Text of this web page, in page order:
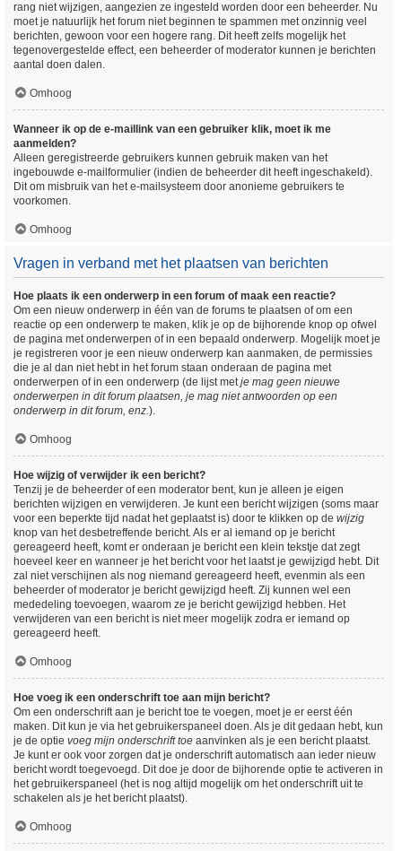
rang niet wijzigen, aangezien ze ingesteld worden door een beheerder. Nu
moet je natuurlijk het forum niet beginnen te spammen met onzinnig veel
berichten, gewoon voor een hogere rang. Dit heeft zelfs mogelijk het
tegenovergestelde effect, een beheerder of moderator kunnen je berichten
aantal doen dalen.
Omhoog
Wanneer ik op de e-maillink van een gebruiker klik, moet ik me
aanmelden?
Alleen geregistreerde gebruikers kunnen gebruik maken van het
ingebouwde e-mailformulier (indien de beheerder dit heeft ingeschakeld).
Dit om misbruik van het e-mailsysteem door anonieme gebruikers te
voorkomen.
Omhoog
Vragen in verband met het plaatsen van berichten
Hoe plaats ik een onderwerp in een forum of maak een reactie?
Om een nieuw onderwerp in één van de forums te plaatsen of om een
reactie op een onderwerp te maken, klik je op de bijhorende knop op ofwel
de pagina met onderwerpen of in een bepaald onderwerp. Mogelijk moet je
je registreren voor je een nieuw onderwerp kan aanmaken, de permissies
die je al dan niet hebt in het forum staan onderaan de pagina met
onderwerpen of in een onderwerp (de lijst metje mag geen nieuwe
onderwerpen in dit forum plaatsen, je mag niet antwoorden op een
onderwerp in dit forum, enz.).
Omhoog
Hoe wijzig of verwijder ik een bericht?
Tenzij je de beheerder of een moderator bent, kun je alleen je eigen
berichten wijzigen en verwijderen. Je kunt een bericht wijzigen (soms maar
voor een beperkte tijd nadat het geplaatst is) door te klikken op de wijzig
knop van het desbetreffende bericht. Als er al iemand op je bericht
gereageerd heeft, komt er onderaan je bericht een klein tekstje dat zegt
hoeveel keer en wanneer je het bericht voor het laatst je gewijzigd hebt. Dit
zal niet verschijnen als nog niemand gereageerd heeft, evenmin als een
beheerder of moderator je bericht gewijzigd heeft. Zij kunnen wel een
mededeling toevoegen, waarom ze je bericht gewijzigd hebben. Het
verwijderen van een bericht is niet meer mogelijk zodra er iemand op
gereageerd heeft.
Omhoog
Hoe voeg ik een onderschrift toe aan mijn bericht?
Om een onderschrift aan je bericht toe te voegen, moet je er eerst één
maken. Dit kun je via het gebruikerspaneel doen. Als je dit gedaan hebt, kun
je de optie voeg mijn onderschrift toe aanvinken als je een bericht plaatst.
Je kunt er ook voor zorgen dat je onderschrift automatisch aan ieder nieuw
bericht wordt toegevoegd. Dit doe je door de bijhorende optie te activeren in
het gebruikerspaneel (het is nog altijd mogelijk om het onderschrift uit te
schakelen als je het bericht plaatst).
Omhoog